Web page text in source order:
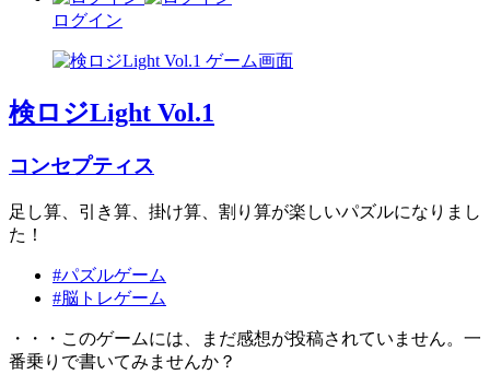
ログイン
検ロジLight Vol.1
コンセプティス
足し算、引き算、掛け算、割り算が楽しいパズルになりまし
た！
#パズルゲーム
#脳トレゲーム
・・・このゲームには、まだ感想が投稿されていません。一
番乗りで書いてみませんか？